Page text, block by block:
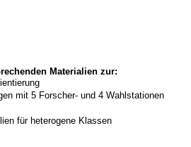
Materialien zur:
mit 5 Forscher- und 4 Wahlstationen
für heterogene Klassen